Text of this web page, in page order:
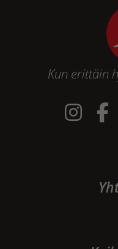
Kun erittäin